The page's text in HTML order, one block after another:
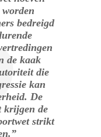
bedreigd
de kaak
die
kan
De
krijgen de
strikt